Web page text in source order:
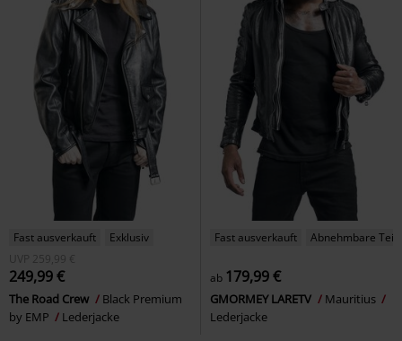
Fast ausverkauft
Exklusiv
UVP
259,99 €
249,99 €
The Road Crew
Black Premium
by EMP
Lederjacke
Fast ausverkauft Abnehmbare Teile
ab 179,99 €
GMORMEY LARETV
Mauritius
Lederjacke